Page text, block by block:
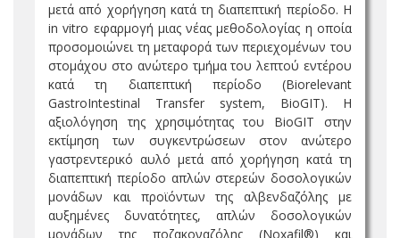
μετά από χορήγηση κατά τη διαπεπτική περίοδο. Η
in vitro εφαρμογή μιας νέας μεθοδολογίας η οποία
προσομοιώνει τη μεταφορά των περιεχομένων του
στομάχου στο ανώτερο τμήμα του λεπτού εντέρου
κατά τη διαπεπτική περίοδο (Biorelevant
GastroIntestinal Transfer system, BioGIT). Η
αξιολόγηση της χρησιμότητας του BioGIT στην
εκτίμηση των συγκεντρώσεων στον ανώτερο
γαστρεντερικό αυλό μετά από χορήγηση κατά τη
διαπεπτική περίοδο απλών στερεών δοσολογικών
μονάδων και προϊόντων της αλβενδαζόλης με
αυξημένες δυνατότητες, απλών δοσολογικών
μονάδων της ποζακοναζόλης (Νοxafil®) και